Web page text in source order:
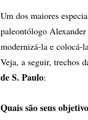
Um dos maiores
paleontólogo
modernizá-la e colocá-
Veja, a seguir, trechos
de S. Paulo:
Quais são seus